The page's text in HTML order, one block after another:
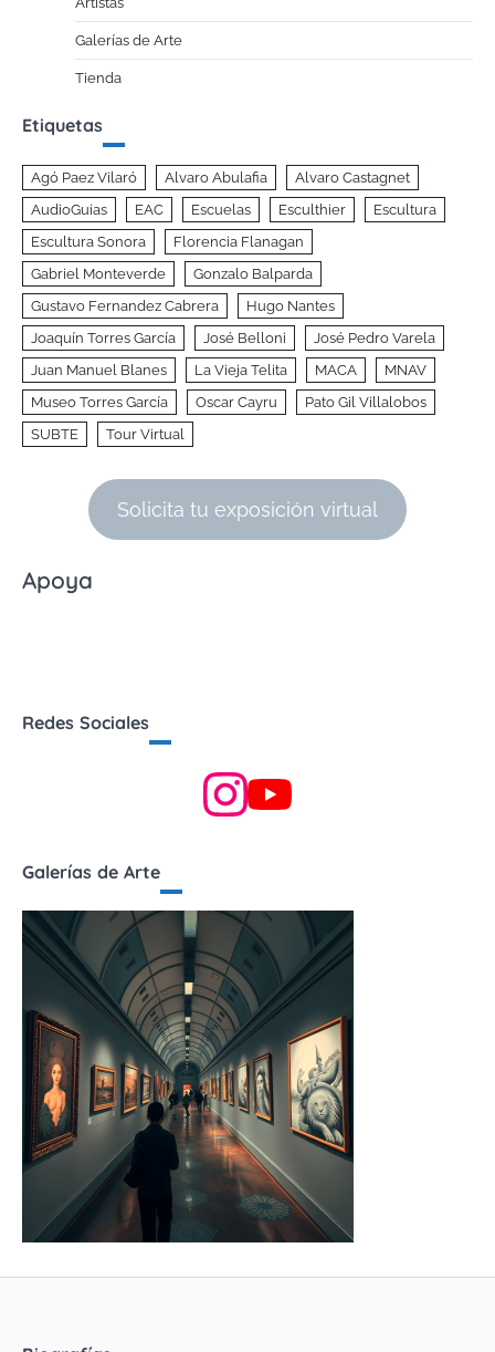
Galerías de Arte
Tienda
Etiquetas
Agó Paez Vilaró Alvaro Abulafia
Alvaro Castagnet
AudioGuias
EAC Escuelas Esculthier
Escultura
Escultura Sonora
Florencia Flanagan
Gabriel Monteverde
Gonzalo Balparda
Gustavo Fernandez Cabrera
Hugo Nantes
Joaquín Torres García
José Belloni
José Pedro Varela
Juan Manuel Blanes
La Vieja Telita MACA
MNAV
Museo Torres García
Oscar Cayru
Pato Gil Villalobos
SUBTE
Tour Virtual
Solicita tu exposición virtual
Apoya
Redes Sociales
Galerías de Arte